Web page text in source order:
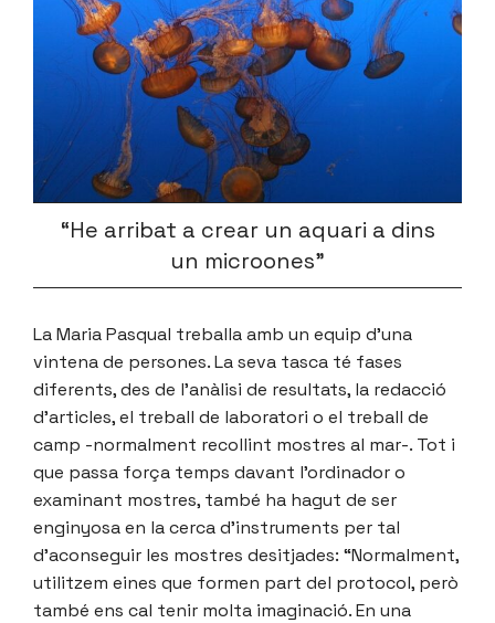
“He arribat a crear un aquari a dins
un microones”
La Maria Pasqual treballa amb un equip d’una
vintena de persones. La seva tasca té fases
diferents, des de l’anàlisi de resultats, la redacció
d’articles, el treball de laboratori o el treball de
camp -normalment recollint mostres al mar-. Tot i
que passa força temps davant l’ordinador o
examinant mostres, també ha hagut de ser
enginyosa en la cerca d’instruments per tal
d’aconseguir les mostres desitjades: “Normalment,
utilitzem eines que formen part del protocol, però
també ens cal tenir molta imaginació. En una